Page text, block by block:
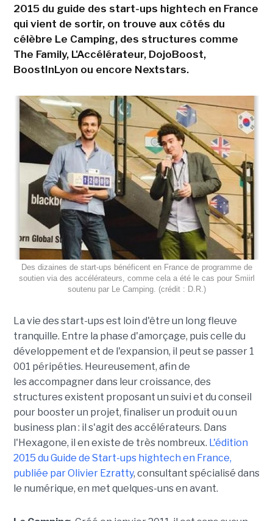
2015 du guide des start-ups hightech en France
qui vient de sortir, on trouve aux côtés du
célèbre Le Camping, des structures comme
The Family, L'Accélérateur, DojoBoost,
BoostInLyon ou encore Nextstars.
Des dizaines de start-ups bénéficent en France de programme de
soutien via des accélérateurs, comme cela a été le cas pour Smiirl
soutenu par Le Camping. (crédit : D.R.)
La vie des start-ups est loin d'être un long fleuve
tranquille. Entre la phase d'amorçage, puis celle du
développement et de l'expansion, il peut se passer 1
001 péripéties. Heureusement, afin de
les accompagner dans leur croissance, des
structures existent proposant un suivi et du conseil
pour booster un projet, finaliser un produit ou un
business plan : il s'agit des accélérateurs. Dans
l'Hexagone, il en existe de très nombreux. L'édition
2015 du Guide de Start-ups hightech en France,
publiée par Olivier Ezratty, consultant spécialisé dans
le numérique, en met quelques-uns en avant.